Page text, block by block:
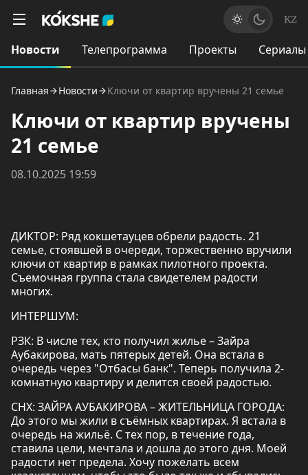
KZ
Новости Телепрограмма Проекты Сериалы
Главная Новости Ключи от квартир вручены 21 семье
Ключи от квартир вручены
21 семье
08.10.2025 19:59
ДИКТОР: Ряд кокшетауцев обрели радость. 21
семье, стоявшей в очереди, торжественно вручили
ключи от квартир в рамках пилотного проекта.
Съемочная группа стала свидетелем радости
многих.
ИНТЕРШУМ:
РЗК: В числе тех, кто получил жилье – Зайра
Аубакирова, мать пятерых детей. Она встала в
очередь через "Отбасы банк". Теперь получила 2-
комнатную квартиру и делится своей радостью.
СНХ: ЗАЙРА АУБАКИРОВА – ЖИТЕЛЬНИЦА ГОРОДА:
До этого мы жили в съёмных квартирах. Я встала в
очередь на жильё. С тех пор, в течение года,
ставила цели, мечтала и дошла до этого дня. Моей
радости нет предела. Хочу пожелать всем